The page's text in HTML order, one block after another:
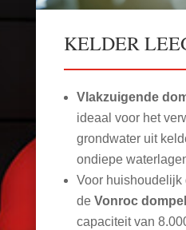
KELDER
Vlakzuigende
ideaal voor het
grondwater uit
ondiepe
Voor huishoudelijk
de Vonroc
capaciteit van